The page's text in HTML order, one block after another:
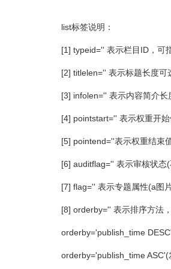
list标签说明：
[1] typeid='' 表示栏目ID，可
[2] titlelen='' 表示标题长度可
[3] infolen='' 表示内容简介长
[4] pointstart='' 表示权重开
[5] pointend=''表示权重结束
[6] auditflag='' 表示审核状态
[7] flag='' 表示专题属性(a图
[8] orderby='' 表示排序方法
orderby='publish_time
orderby='publish_time ASC'(